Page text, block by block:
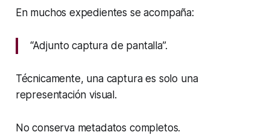
En muchos expedientes se acompaña:
“Adjunto captura de pantalla”.
Técnicamente, una captura es solo una
representación visual.
No conserva metadatos completos.